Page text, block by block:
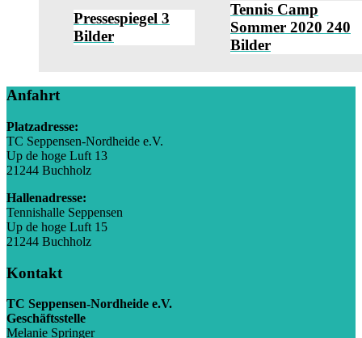
Pressespiegel 3
Bilder
Tennis Camp
Sommer 2020 240
Bilder
Anfahrt
Platzadresse:
TC Seppensen-Nordheide e.V.
Up de hoge Luft 13
21244 Buchholz
Hallenadresse:
Tennishalle Seppensen
Up de hoge Luft 15
21244 Buchholz
Kontakt
TC Seppensen-Nordheide e.V.
Geschäftsstelle
Melanie Springer